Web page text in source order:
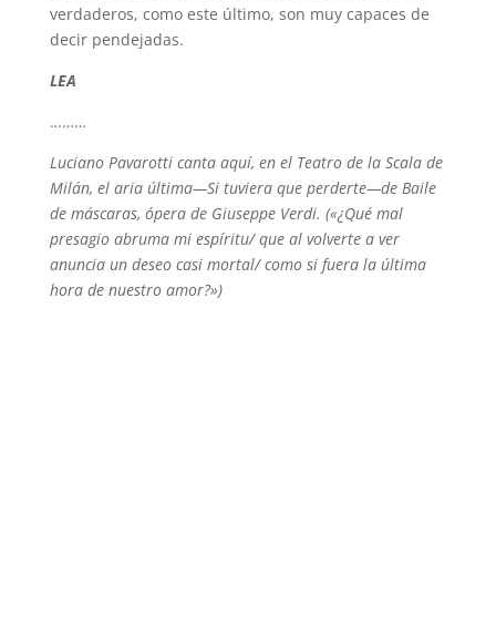
verdaderos, como este último, son muy capaces de
decir pendejadas.
LEA
………
Luciano Pavarotti canta aquí, en el Teatro de la Scala de
Milán, el aria última—Si tuviera que perderte—de Baile
de máscaras, ópera de Giuseppe Verdi. («¿Qué mal
presagio abruma mi espíritu/ que al volverte a ver
anuncia un deseo casi mortal/ como si fuera la última
hora de nuestro amor?»)